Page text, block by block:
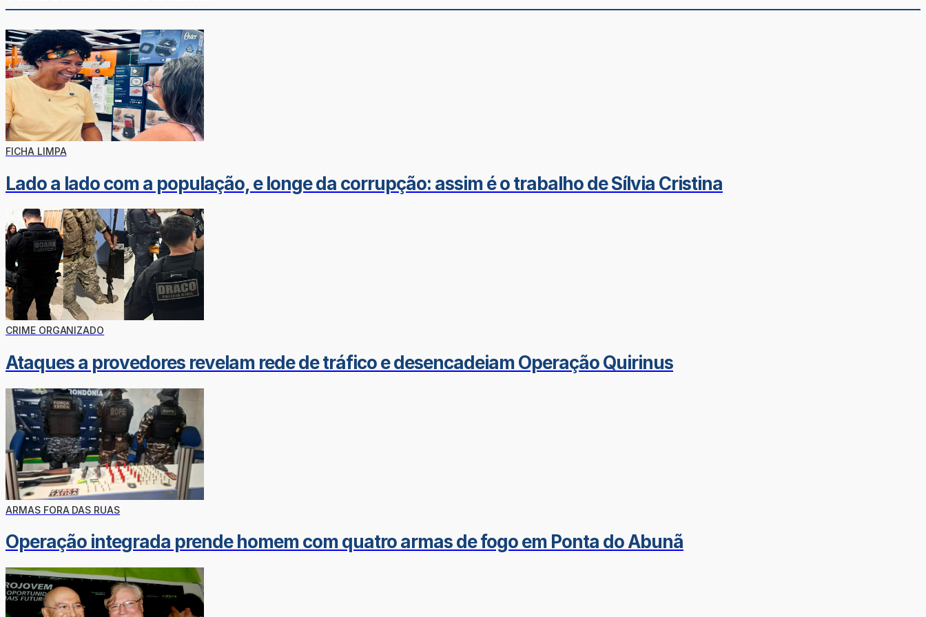
FICHA LIMPA
Lado a lado com a população, e longe da corrupção: assim é o trabalho de Sílvia Cristina
CRIME ORGANIZADO
Ataques a provedores revelam rede de tráfico e desencadeiam Operação Quirinus
ARMAS FORA DAS RUAS
Operação integrada prende homem com quatro armas de fogo em Ponta do Abunã